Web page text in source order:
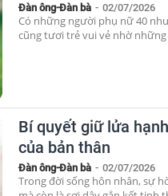
Đàn ông-Đàn bà - 02/07/2026
Có những người phụ nữ 40
cũng tươi trẻ vui vẻ nhờ
Bí quyết giữ lửa
của bản thân
Đàn ông-Đàn bà - 02/07/2026
Trong đời sống hôn nhân, sự